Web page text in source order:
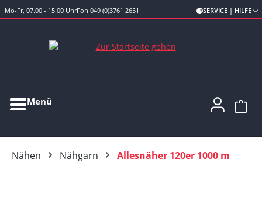
Zum Hauptinhalt springen
Mo-Fr, 07.00 - 15.00 UhrFon 049 (0)3761 2651 SERVICE | HILFE
Menü
Nähen Nähgarn Allesnäher 120er 1000 m